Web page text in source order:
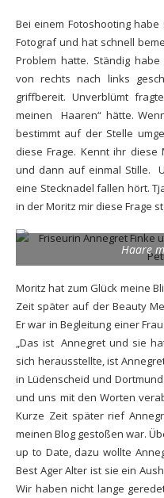
Bei einem Fotoshooting
Fotograf und hat schnell
Problem hatte. Ständig
von rechts nach links
griffbereit. Unverblümt
meinen Haaren“ hätte.
bestimmt auf der Stelle
diese Frage. Kennt ihr
und dann auf einmal Stille.
eine Stecknadel fallen hört.
in der Moritz mir diese Frage
Haare
Moritz hat zum Glück meine
Zeit später auf der Beauty
Er war in Begleitung einer
„Das ist Annegret und sie
sich herausstellte, ist
in Lüdenscheid und
und uns mit den Worten
Kurze Zeit später rief
meinen Blog gestoßen war.
up to Date, dazu wollte
Best Ager Alter ist sie ein
Wir haben nicht lange